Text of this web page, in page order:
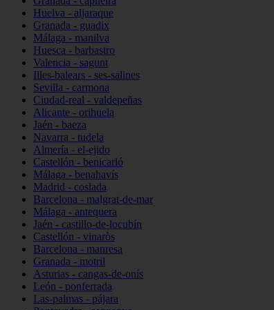
Huelva - aljaraque
Granada - guadix
Málaga - manilva
Huesca - barbastro
Valencia - sagunt
Illes-balears - ses-salines
Sevilla - carmona
Ciudad-real - valdepeñas
Alicante - orihuela
Jaén - baeza
Navarra - tudela
Almería - el-ejido
Castellón - benicarló
Málaga - benahavís
Madrid - coslada
Barcelona - malgrat-de-mar
Málaga - antequera
Jaén - castillo-de-locubín
Castellón - vinaròs
Barcelona - manresa
Granada - motril
Asturias - cangas-de-onís
León - ponferrada
Las-palmas - pájara